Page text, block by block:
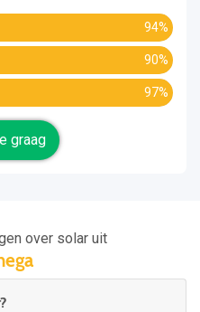
94%
90%
97%
graag
over solar uit